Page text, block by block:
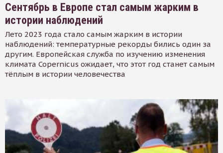
Сентябрь в Европе стал самым жарким в
истории наблюдений
Лето 2023 года стало самым жарким в истории
наблюдений: температурные рекорды бились один за
другим. Европейская служба по изучению изменения
климата Copernicus ожидает, что этот год станет самым
тёплым в истории человечества